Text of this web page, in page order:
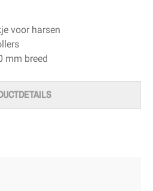
voor harsen
mm breed